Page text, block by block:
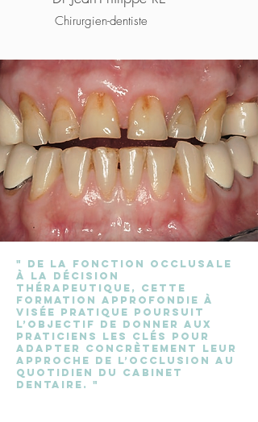
Chirurgien-dentiste
" De la fonction occlusale
à la décision
thérapeutique, cette
formation approfondie à
visée pratique poursuit
l’objectif de donner aux
praticiens les clés pour
adapter concrètement leur
approche de l’occlusion au
quotidien du cabinet
dentaire. "